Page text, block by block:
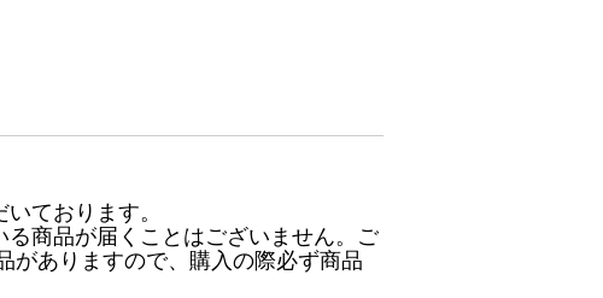
ております。
商品が届くことはございません。ご
がありますので、購入の際必ず商品